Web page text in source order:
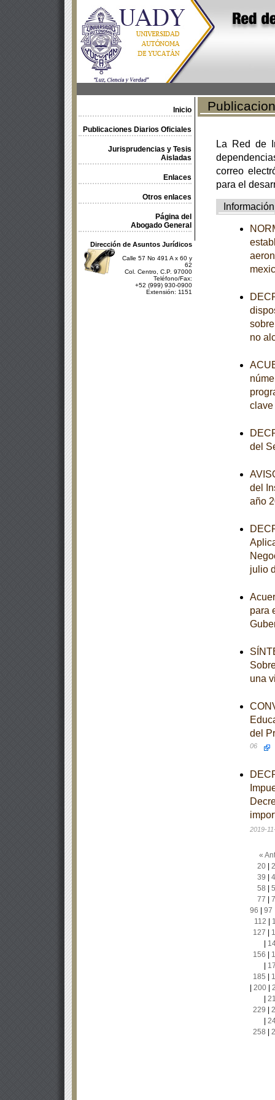
Inicio
Publicaciones Diarios Oficiales
Jurisprudencias y Tesis
Aisladas
Enlaces
Otros enlaces
Página del
Abogado General
Dirección de Asuntos Jurídicos
Calle 57 No 491 A x 60 y
62
Col. Centro, C.P. 97000
Teléfono/Fax:
+52 (999) 930-0900
Extensión: 1151
La Red de
correo
para el
Información
no
del
del
año
julio
para
una
del
06
2019-
«
20|
39
58
77
96
97
112
127
156
185
200|
229
258